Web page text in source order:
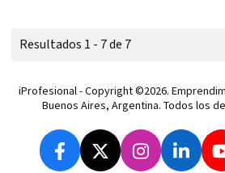
Resultados 1 - 7 de 7
iProfesional - Copyright ©2026.
Buenos Aires, Argentina. Todos los